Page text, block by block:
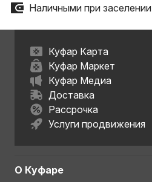
Наличными при заселении
Куфар Карта
Куфар Маркет
Куфар Медиа
Доставка
Рассрочка
Услуги продвижения
О Куфаре